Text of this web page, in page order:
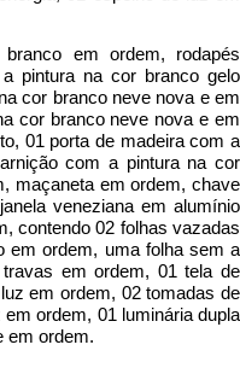
em ordem, rodapés
pintura na cor branco gelo
cor branco neve nova e em
cor branco neve nova e em
01 porta de madeira com a
com a pintura na cor
maçaneta em ordem, chave
veneziana em alumínio
contendo 02 folhas vazadas
em ordem, uma folha sem a
em ordem, 01 tela de
em ordem, 02 tomadas de
ordem, 01 luminária dupla
em ordem.